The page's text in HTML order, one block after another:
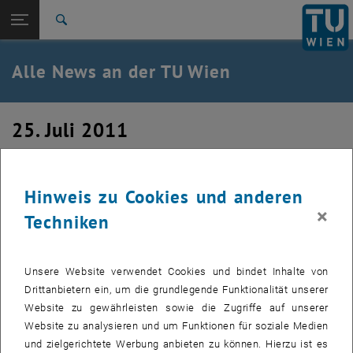
TU Login
Quicklinks
Quicklinks-Menü umschalten
Studium
Karriere
Zurück: Subseiten von TU Wien Startseite auflisten
Zurück zur letzten Ebene:
TU Wien Startseite
Alle News an der TU Wien
25. Juli 2011
Erstellt vonMatthias Nowak
löschten ihren Wissensdurst an der TU Wien.
Die Bilder zu diesem Eintrag sind erst nach Login sichtbar.
Hinweis zu Cookies und anderen
Techniken
×
Unsere Website verwendet Cookies und bindet Inhalte von
Drittanbietern ein, um die grundlegende Funktionalität unserer
Website zu gewährleisten sowie die Zugriffe auf unserer
Website zu analysieren und um Funktionen für soziale Medien
und zielgerichtete Werbung anbieten zu können. Hierzu ist es